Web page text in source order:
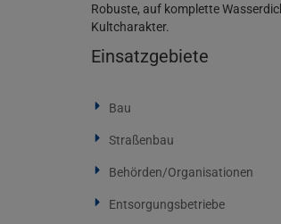
Robuste, auf komplette
Kultcharakter.
Einsatzgebiete
Bau
Straßenbau
Behörden/Organisationen
Entsorgungsbetriebe